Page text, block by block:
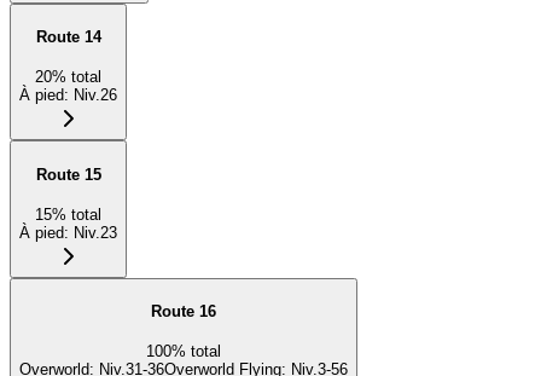
Route 14
20% total
À pied: Niv.26
Route 15
15% total
À pied: Niv.23
Route 16
100% total
Overworld: Niv.31-36Overworld Flying: Niv.3-56